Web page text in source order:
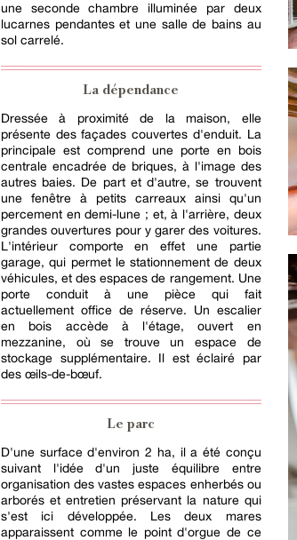
une seconde chambre illuminée par deux
lucarnes pendantes et une salle de bains au
sol carrelé.
La dépendance
Dressée à proximité de la maison, elle
présente des façades couvertes d'enduit. La
principale est comprend une porte en bois
centrale encadrée de briques, à l'image des
autres baies. De part et d'autre, se trouvent
une fenêtre à petits carreaux ainsi qu'un
percement en demi-lune ; et, à l'arrière, deux
grandes ouvertures pour y garer des voitures.
L'intérieur comporte en effet une partie
garage, qui permet le stationnement de deux
véhicules, et des espaces de rangement. Une
porte conduit à une pièce qui fait
actuellement office de réserve. Un escalier
en bois accède à l'étage, ouvert en
mezzanine, où se trouve un espace de
stockage supplémentaire. Il est éclairé par
des œils-de-bœuf.
Le parc
D'une surface d'environ 2 ha, il a été conçu
suivant l'idée d'un juste équilibre entre
organisation des vastes espaces enherbés ou
arborés et entretien préservant la nature qui
s'est ici développée. Les deux mares
apparaissent comme le point d'orgue de ce